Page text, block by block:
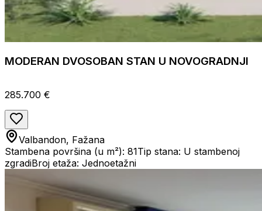
MODERAN DVOSOBAN STAN U NOVOGRADNJI
285.700 €
Valbandon, Fažana
Stambena površina (u m²): 81Tip stana: U stambenoj
zgradiBroj etaža: Jednoetažni